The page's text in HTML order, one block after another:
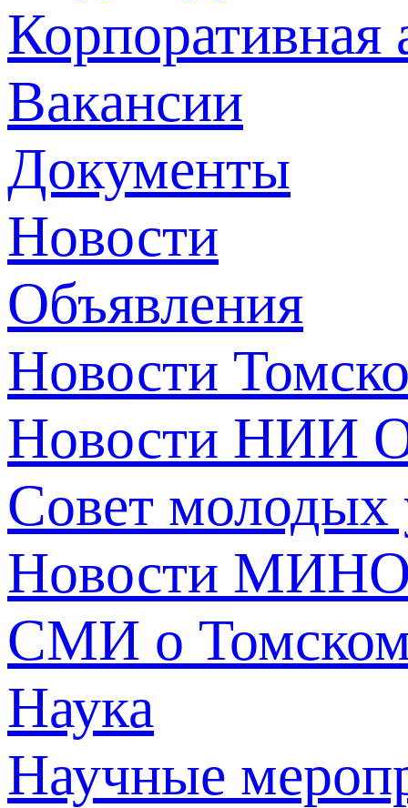
Корпоративная
Вакансии
Документы
Новости
Объявления
Новости
Новости НИИ
Совет молодых
Новости
СМИ о
Наука
Научные